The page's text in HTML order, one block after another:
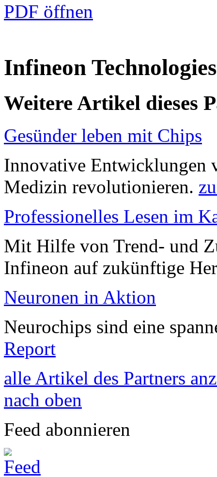
PDF öffnen
Infineon
Weitere Artikel dieses
Gesünder leben mit Chips
Innovative Entwicklungen
Medizin revolutionieren.
Professionelles Lesen im
Mit Hilfe von Trend- und
Infineon auf zukünftige
Neuronen in Aktion
Neurochips sind eine
Report
alle Artikel des Partners
nach oben
Feed abonnieren